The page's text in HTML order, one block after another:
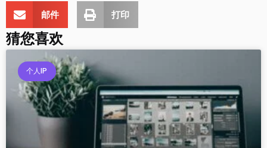
邮件 打印
猜您喜欢
个人IP